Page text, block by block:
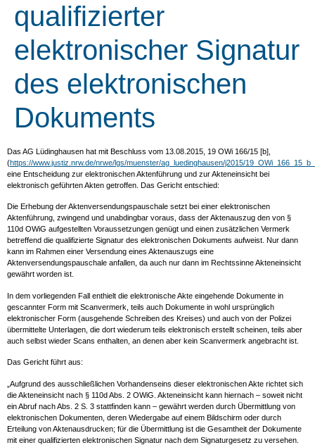
qualifizierter
elektronischer Signatur
des elektronischen
Dokuments
Das AG Lüdinghausen hat mit Beschluss vom 13.08.2015, 19 OWi 166/15 [b],
(https://www.justiz.nrw.de/nrwe/lgs/muenster/ag_luedinghausen/j2015/
eine Entscheidung zur elektronischen Aktenführung und zur Akteneinsicht bei
elektronisch geführten Akten getroffen. Das Gericht entschied:
Die Erhebung der Aktenversendungspauschale setzt bei einer elektronischen
Aktenführung, zwingend und unabdingbar voraus, dass der Aktenauszug den von §
110d OWiG aufgestellten Voraussetzungen genügt und einen zusätzlichen Vermerk
betreffend die qualifizierte Signatur des elektronischen Dokuments aufweist. Nur dann
kann im Rahmen einer Versendung eines Aktenauszugs eine
Aktenversendungspauschale anfallen, da auch nur dann im Rechtssinne Akteneinsicht
gewährt worden ist.
In dem vorliegenden Fall enthielt die elektronische Akte eingehende Dokumente in
gescannter Form mit Scanvermerk, teils auch Dokumente in wohl ursprünglich
elektronischer Form (ausgehende Schreiben des Kreises) und auch von der Polizei
übermittelte Unterlagen, die dort wiederum teils elektronisch erstellt scheinen, teils aber
auch selbst wieder Scans enthalten, an denen aber kein Scanvermerk angebracht ist.
Das Gericht führt aus:
„Aufgrund des ausschließlichen Vorhandenseins dieser elektronischen Akte richtet sich
die Akteneinsicht nach § 110d Abs. 2 OWiG. Akteneinsicht kann hiernach – soweit nicht
ein Abruf nach Abs. 2 S. 3 stattfinden kann – gewährt werden durch Übermittlung von
elektronischen Dokumenten, deren Wiedergabe auf einem Bildschirm oder durch
Erteilung von Aktenausdrucken; für die Übermittlung ist die Gesamtheit der Dokumente
mit einer qualifizierten elektronischen Signatur nach dem Signaturgesetz zu versehen.